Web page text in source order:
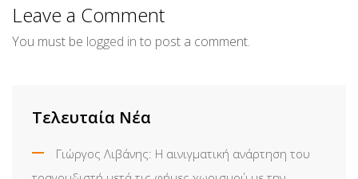
Leave a Comment
You must be logged in to post a comment.
Τελευταία Νέα
Γιώργος Λιβάνης: Η αινιγματική ανάρτηση του